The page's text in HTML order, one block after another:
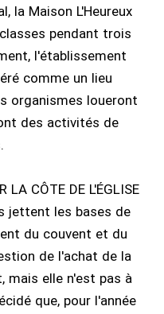
la Maison L'Heureux
pendant trois
l'établissement
comme un lieu
organismes loueront
des activités de
LA CÔTE DE L'ÉGLISE
jettent les bases de
du couvent et du
de l'achat de la
mais elle n'est pas à
que, pour l'année